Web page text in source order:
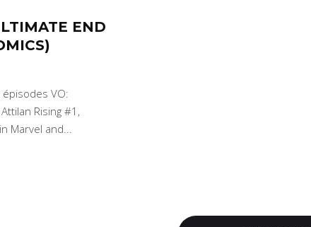
END
VO:
Rising #1,
Marvel and...